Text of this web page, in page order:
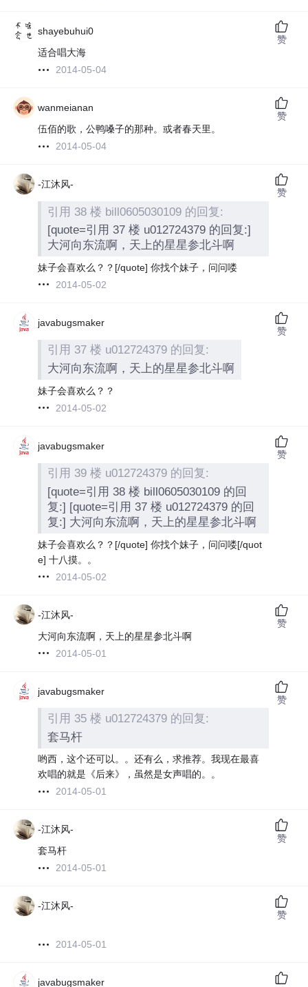
shayebuhui0
适合唱大海
2014-05-04
赞
wanmeianan
伍佰的歌，公鸭嗓子的那种。或者春天里。
2014-05-04
赞
-江沐风-
引用 38 楼 bill0605030109 的回复:
[quote=引用 37 楼 u012724379 的回复:]
大河向东流啊，天上的星星参北斗啊
妹子会喜欢么？？ [/quote]你找个妹子，问问喽
2014-05-02
赞
javabugsmaker
引用 37 楼 u012724379 的回复:
大河向东流啊，天上的星星参北斗啊
妹子会喜欢么？？
2014-05-02
赞
javabugsmaker
引用 39 楼 u012724379 的回复:
[quote=引用 38 楼 bill0605030109 的回
复:] [quote=引用 37 楼 u012724379 的回
复:] 大河向东流啊，天上的星星参北斗啊
妹子会喜欢么？？ [/quote]你找个妹子，问问喽[/quot
e] 十八摸。。
2014-05-02
赞
-江沐风-
大河向东流啊，天上的星星参北斗啊
2014-05-01
赞
javabugsmaker
引用 35 楼 u012724379 的回复:
套马杆
哟西，这个还可以。。还有么，求推荐。我现在最喜
欢唱的就是《后来》，虽然是女声唱的。。
2014-05-01
赞
-江沐风-
套马杆
2014-05-01
赞
-江沐风-
2014-05-01
赞
javabugsmaker